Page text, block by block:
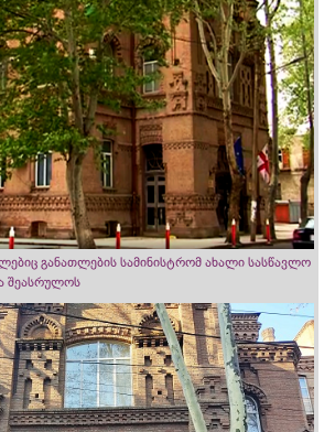
განათლების სამინისტრომ ახალი სასწავლო
შეასრულოს